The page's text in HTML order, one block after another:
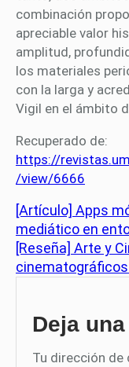
combinación
apreciable valor
amplitud,
los materiales
con la larga y
Vigil en el ámbito
Recuperado de:
https://
/view/6666
[Artículo] Apps
mediático en
[Reseña] Arte y
Deja
Tu dirección